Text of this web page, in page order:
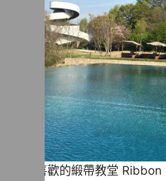
一直很喜歡的緞帶教堂 Ribbon